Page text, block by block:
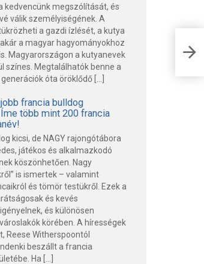
kedvencünk megszólítását, és
válik személyiségének. A
a gazdi ízlését, a kutya
a magyar hagyományokhoz
Magyarországon a kutyanevek
színes. Megtalálhatók benne a
óta öröklődő […]
francia bulldog
több mint 200 francia
kicsi, de NAGY rajongótábora
játékos és alkalmazkodó
köszönhetően. Nagy
is ismertek – valamint
és tömör testükről. Ezek a
és kevés
és különösen
körében. A hírességek
Reese Witherspoontól
beszállt a francia
Ha […]